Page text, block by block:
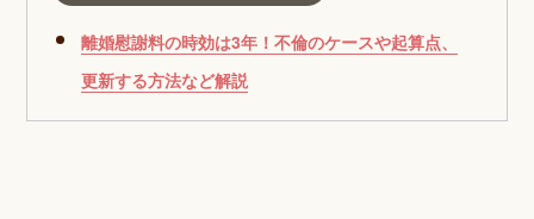
離婚慰謝料の時効は3年！不倫のケースや起算点、
更新する方法など解説